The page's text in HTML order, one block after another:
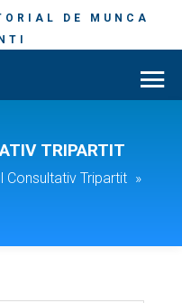
DE MUNCA
TRIPARTIT
Consultativ Tripartit »